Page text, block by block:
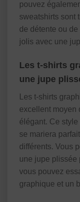
pouvez
sweatshirts sont
de détente ou
jolis avec une
Les t-shirts
une jupe
Les t-shirts
excellent moyen
élégant. Ce style
se mariera
différents. Vous
une jupe plissée
vous pouvez
graphique et un